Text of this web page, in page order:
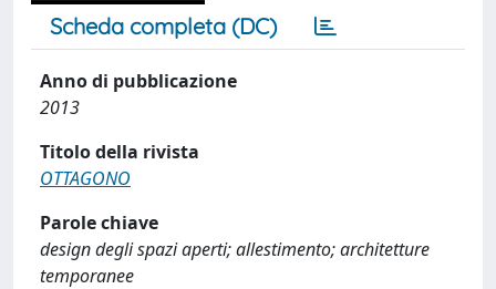
Scheda completa (DC)
Anno di pubblicazione
2013
Titolo della rivista
OTTAGONO
Parole chiave
design degli spazi aperti; allestimento; architetture
temporanee